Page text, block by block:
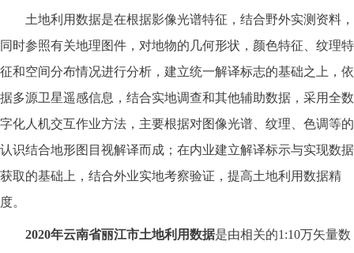
土地利用数据是在根据影像光谱特征，结合野外实测资料，
同时参照有关地理图件，对地物的几何形状，颜色特征、纹理特
征和空间分布情况进行分析，建立统一解译标志的基础之上，依
据多源卫星遥感信息，结合实地调查和其他辅助数据，采用全数
字化人机交互作业方法，主要根据对图像光谱、纹理、色调等的
认识结合地形图目视解译而成；在内业建立解译标示与实现数据
获取的基础上，结合外业实地考察验证，提高土地利用数据精
度。
2020年云南省丽江市土地利用数据是由相关的1:10万矢量数